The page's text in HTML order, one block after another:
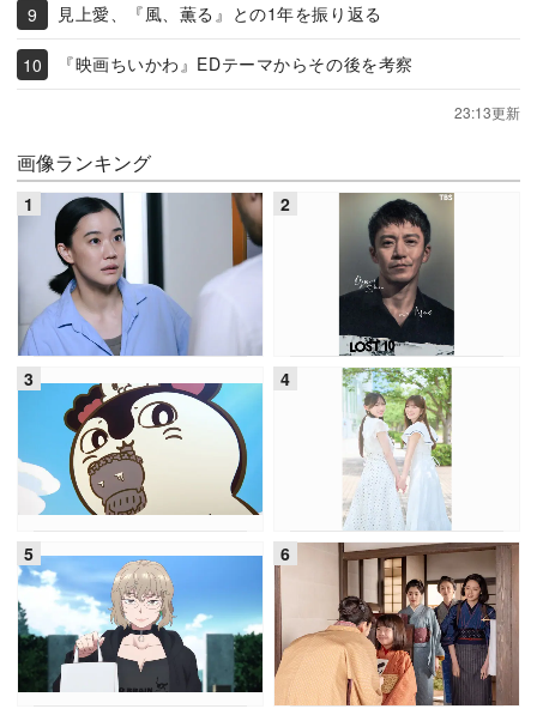
見上愛、『風、薫る』との1年を振り返る
『映画ちいかわ』EDテーマからその後を考察
23:13更新
画像ランキング